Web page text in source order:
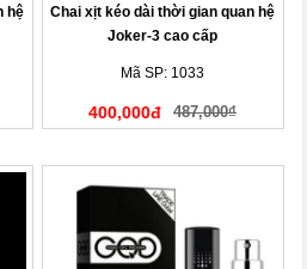
hệ
Chai xịt kéo dài thời gian quan hệ
Joker-3 cao cấp
Mã SP: 1033
400,000đ 487,000₫